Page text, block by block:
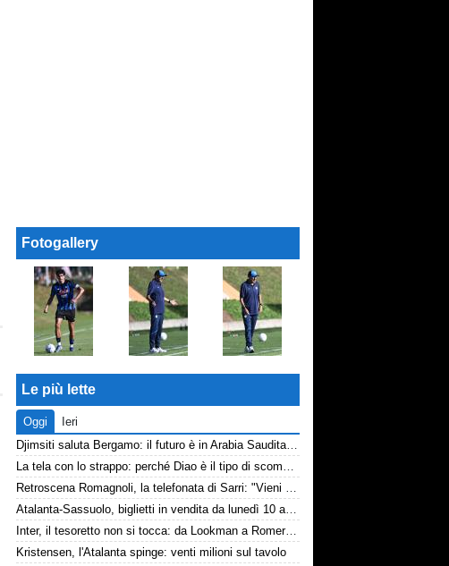
Fotogallery
Le più lette
Oggi
Ieri
Djimsiti saluta Bergamo: il futuro è in Arabia Saudita! Tre milioni e firma biennale
La tela con lo strappo: perché Diao è il tipo di scommessa che Giuntoli ama
Retroscena Romagnoli, la telefonata di Sarri: "Vieni con me a Bergamo"
Atalanta-Sassuolo, biglietti in vendita da lunedì 10 agosto
Inter, il tesoretto non si tocca: da Lookman a Romero, un anno di rinunce
Kristensen, l'Atalanta spinge: venti milioni sul tavolo